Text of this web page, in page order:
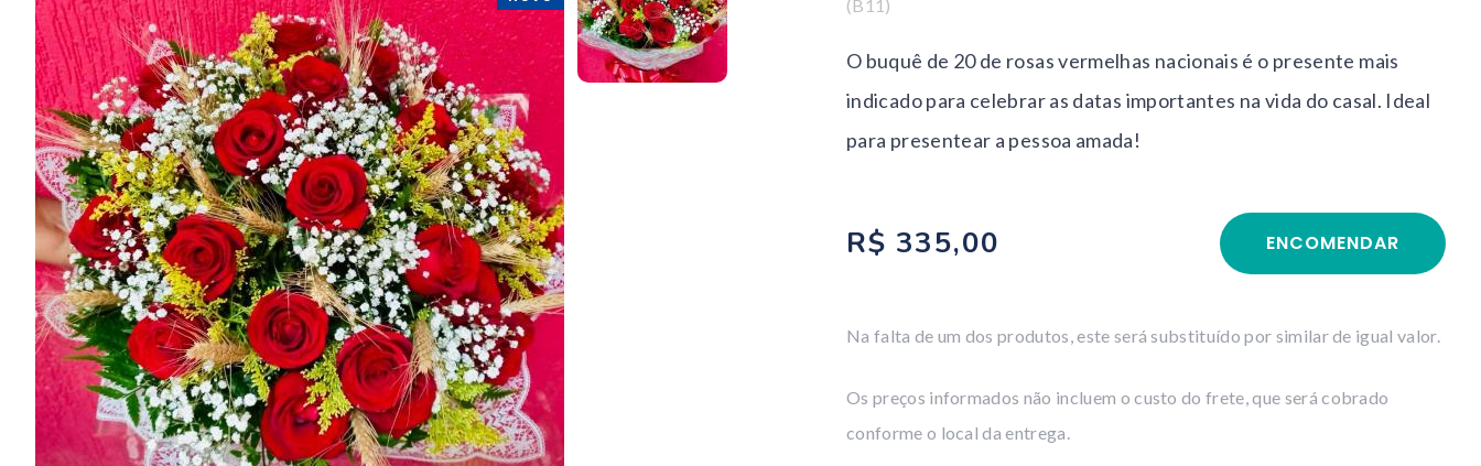
(B11)
O buquê de 20 de rosas vermelhas nacionais é o presente mais
indicado para celebrar as datas importantes na vida do casal. Ideal
para presentear a pessoa amada!
R$ 335,00 ENCOMENDAR
Na falta de um dos produtos, este será substituído por similar de igual valor.
Os preços informados não incluem o custo do frete, que será cobrado
conforme o local da entrega.